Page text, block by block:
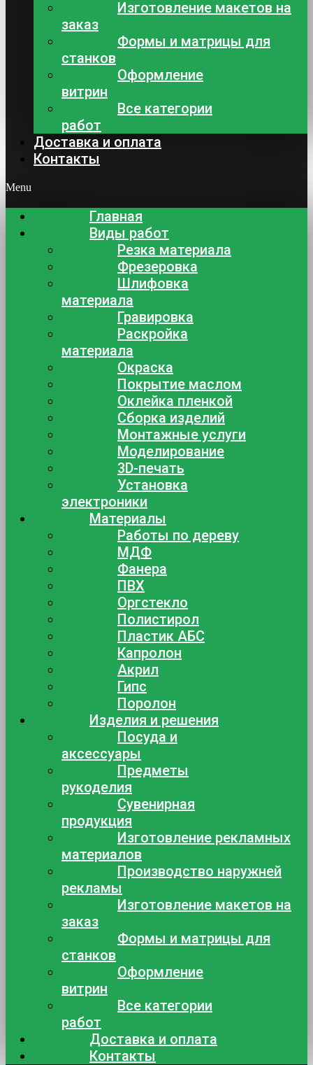
Изготовление макетов на
заказ
Формы и матрицы для
станков
Оформление
витрин
Все категории
работ
Доставка и оплата
Контакты
Menu
Главная
Виды работ
Резка материала
Фрезеровка
Шлифовка
материала
Гравировка
Раскройка
материала
Окраска
Покрытие маслом
Оклейка пленкой
Сборка изделий
Монтажные услуги
Моделирование
3D-печать
Установка
электроники
Материалы
Работы по дереву
МДФ
Фанера
ПВХ
Оргстекло
Полистирол
Пластик АБС
Капролон
Акрил
Гипс
Поролон
Изделия и решения
Посуда и
аксессуары
Предметы
рукоделия
Сувенирная
продукция
Изготовление рекламных
материалов
Производство наружней
рекламы
Изготовление макетов на
заказ
Формы и матрицы для
станков
Оформление
витрин
Все категории
работ
Доставка и оплата
Контакты